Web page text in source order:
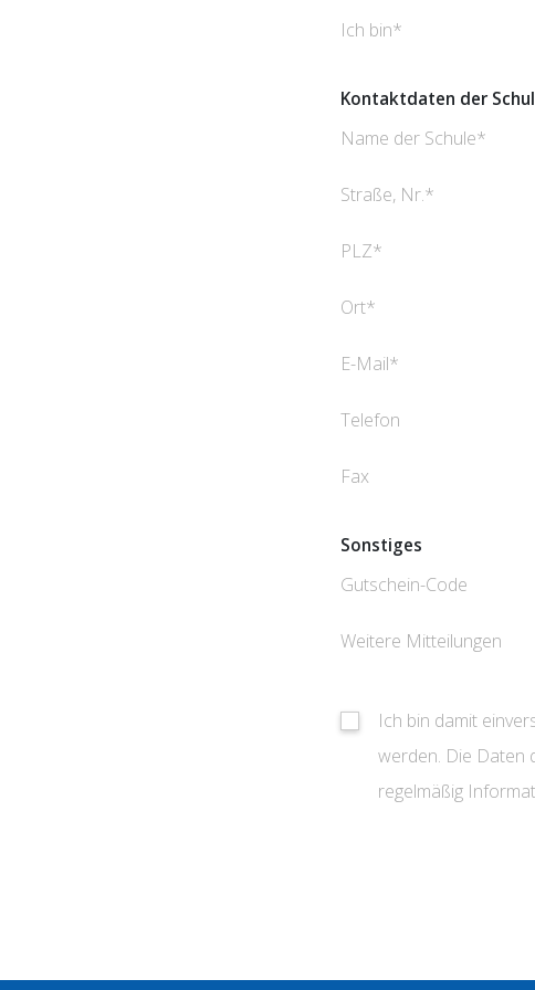
Ich bin
Kontaktdaten der
Name der Schule
Straße, Nr.
PLZ
Ort
E-Mail
Telefon
Fax
Sonstiges
Gutschein-Code
Weitere Mitteilungen
Ich bin damit
werden. Die Daten
regelmäßig